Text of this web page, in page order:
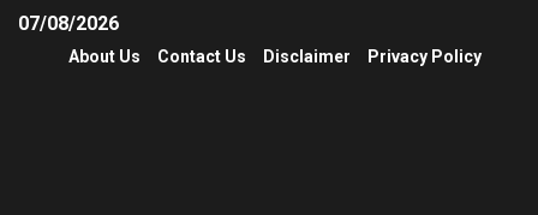
07/08/2026
About Us Contact Us Disclaimer Privacy Policy